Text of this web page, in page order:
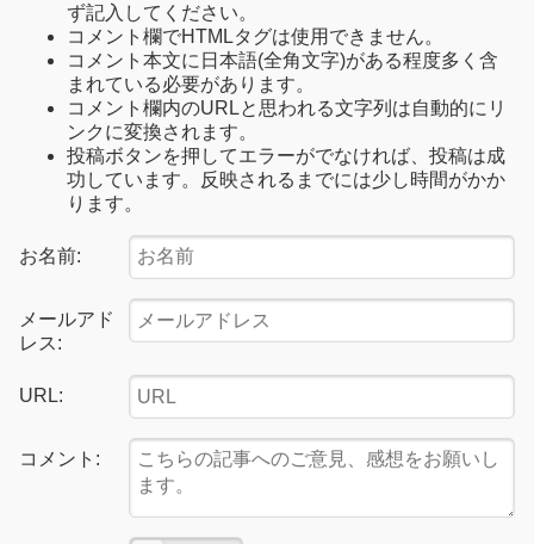
ず記入してください。
コメント欄でHTMLタグは使用できません。
コメント本文に日本語(全角文字)がある程度多く含
まれている必要があります。
コメント欄内のURLと思われる文字列は自動的にリ
ンクに変換されます。
投稿ボタンを押してエラーがでなければ、投稿は成
功しています。反映されるまでには少し時間がかか
ります。
お名前:
メールアド
レス:
URL:
コメント: